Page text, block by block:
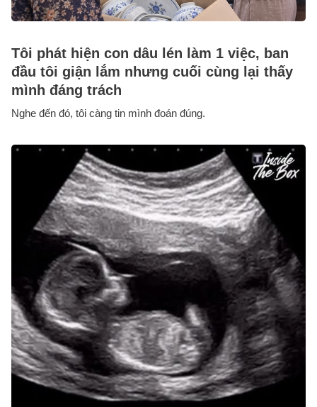
Tôi phát hiện con dâu lén làm 1 việc, ban
đầu tôi giận lắm nhưng cuối cùng lại thấy
mình đáng trách
Nghe đến đó, tôi càng tin mình đoán đúng.